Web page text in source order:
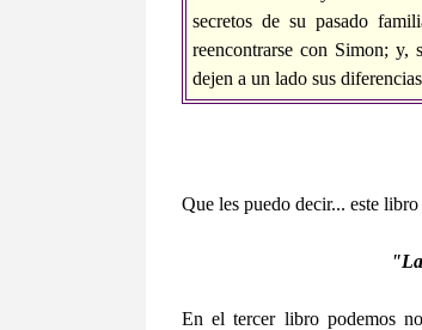
secretos de su pasado
reencontrarse con Simon; y,
dejen a un lado sus
Que les puedo decir... este libro
En el tercer libro podemos